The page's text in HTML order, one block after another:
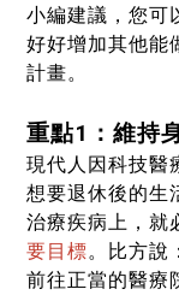
小編建議，您可
好好增加其他能
計畫。
重點1：維持
現代人因科技醫
想要退休後的生
治療疾病上，就
要目標。比方說
前往正當的醫療